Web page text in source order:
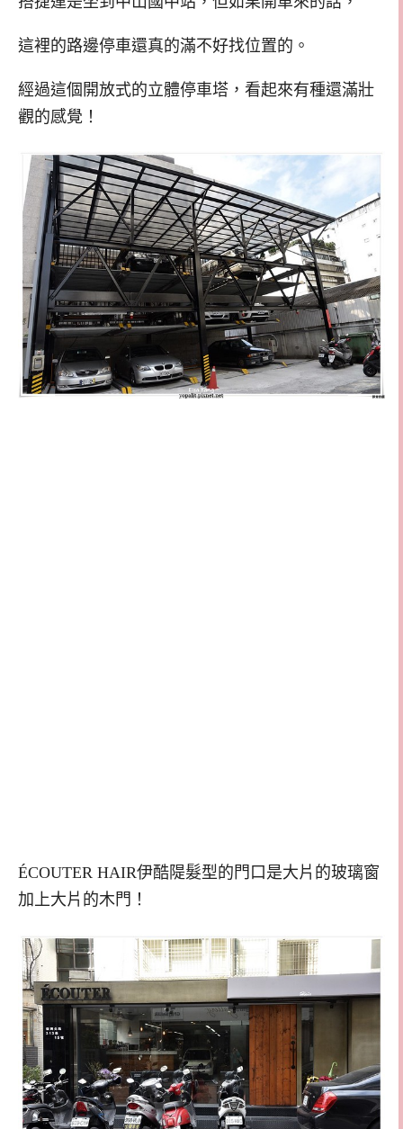
這裡的路邊停車還真的滿不好找位置的。
經過這個開放式的立體停車塔，看起來有種還滿壯
觀的感覺！
ÉCOUTER HAIR伊酷隄髮型的門口是大片的玻璃窗
加上大片的木門！